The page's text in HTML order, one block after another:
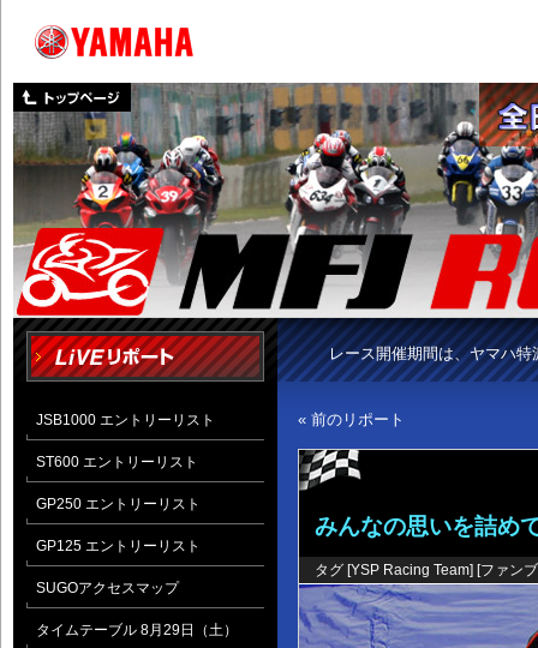
レース開催期間は、ヤマハ
« 前のリポート
みんなの思いを詰め
タグ [YSP Racing Team] [ファン
JSB1000 エントリーリスト
ST600 エントリーリスト
GP250 エントリーリスト
GP125 エントリーリスト
SUGOアクセスマップ
タイムテーブル 8月29日（土）